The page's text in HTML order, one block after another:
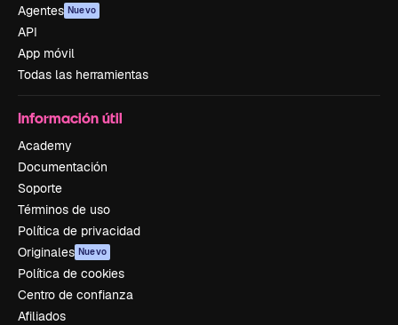
Agentes Nuevo
API
App móvil
Todas las herramientas
Información útil
Academy
Documentación
Soporte
Términos de uso
Política de privacidad
Originales Nuevo
Política de cookies
Centro de confianza
Afiliados